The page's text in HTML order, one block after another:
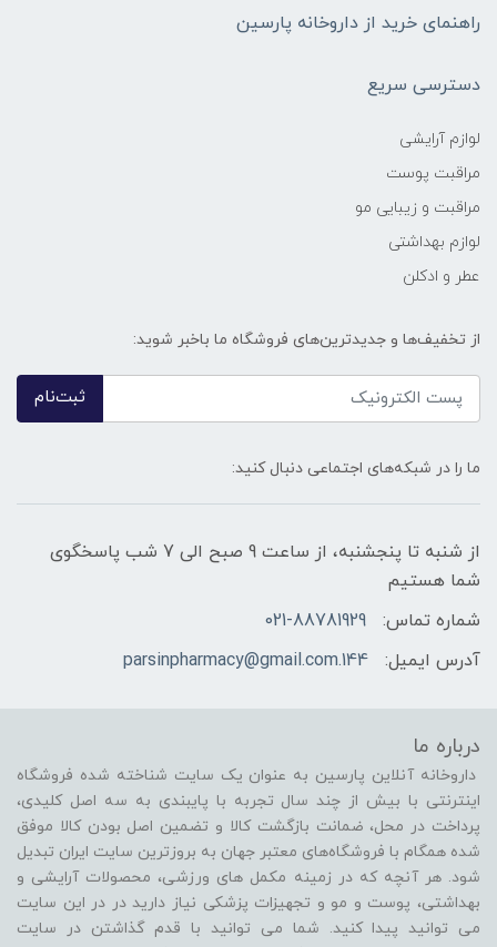
راهنمای خرید از داروخانه پارسین
دسترسی سریع
لوازم آرایشی
مراقبت پوست
مراقبت و زیبایی مو
لوازم بهداشتی
عطر و ادکلن
از تخفیف‌ها و جدیدترین‌های فروشگاه ما باخبر شوید:
ثبت‌نام
ما را در شبکه‌های اجتماعی دنبال کنید:
از شنبه تا پنجشنبه، از ساعت 9 صبح الی 7 شب پاسخگوی
شما هستیم
شماره تماس:
021-88781929
آدرس ایمیل:
144.parsinpharmacy@gmail.com
درباره ما
داروخانه آنلاین پارسین به عنوان یک سایت شناخته شده فروشگاه
اینترنتی با بیش از چند سال تجربه با پایبندی به سه اصل کلیدی،
پرداخت در محل، ضمانت بازگشت کالا و تضمین اصل بودن کالا موفق
شده همگام با فروشگاه‌های معتبر جهان به بروزترین سایت ایران تبدیل
شود. هر آنچه که در زمینه مکمل های ورزشی، محصولات آرایشی و
بهداشتی، پوست و مو و تجهیزات پزشکی نیاز دارید در در این سایت
می توانید پیدا کنید. شما می توانید با قدم گذاشتن در سایت